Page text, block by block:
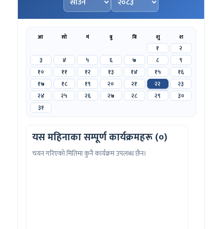
महिना चयन गर्नुहोस्
वर्ष चयन गर्नुहोस्
आ सो मं बु बि शु श
१
२
३
४ ५ ६ ७ ८
९
१०
११ १२ १३ १४ १५
१६
१७
१८ १९ २० २१ २२
२३
२४
२५ २६ २७ २८ २९
३०
३१
यस महिनाका सम्पूर्ण कार्यक्रमहरू (०)
चयन गरिएको मितिमा कुनै कार्यक्रम उपलब्ध छैन।